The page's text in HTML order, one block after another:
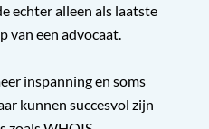
echter alleen als laatste
van een advocaat.
inspanning en soms
kunnen succesvol zijn